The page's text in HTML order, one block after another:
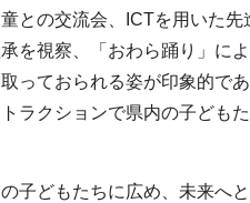
との交流会、ICTを用いた先
を視察、「おわら踊り」に
っておられる姿が印象的であ
ラクションで県内の子ども
子どもたちに広め、未来へ